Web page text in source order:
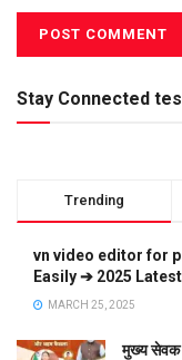
Stay Connected
Trending
vn video editor for
Easily ➔ 2025 Latest
MARCH 25, 2025
मुख्य सेवक